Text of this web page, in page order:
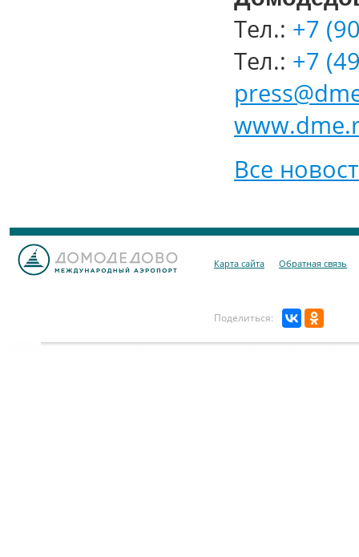
Тел.: +7
Тел.: +7
Все
Карта сайта Обратная связь
Поделиться: